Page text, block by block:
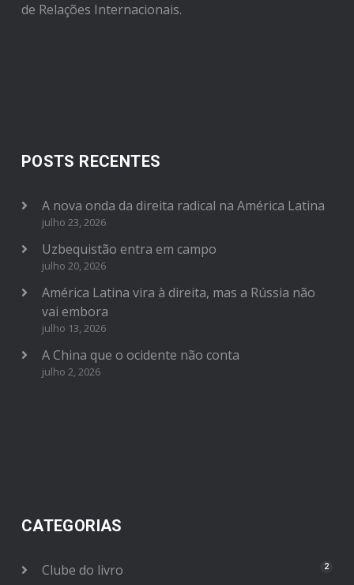
de Relações Internacionais.
POSTS RECENTES
A nova onda da direita radical na América Latina
julho 23, 2026
Uzbequistão entra em campo
julho 20, 2026
América Latina vira à direita, mas a Rússia não
vai embora
julho 13, 2026
A China que o ocidente não conta
julho 2, 2026
CATEGORIAS
Clube do livro 2